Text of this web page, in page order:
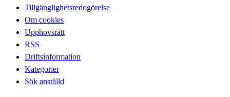
Tillgänglighetsredogörelse
Om cookies
Upphovsrätt
RSS
Driftsinformation
Kategorier
Sök anställd